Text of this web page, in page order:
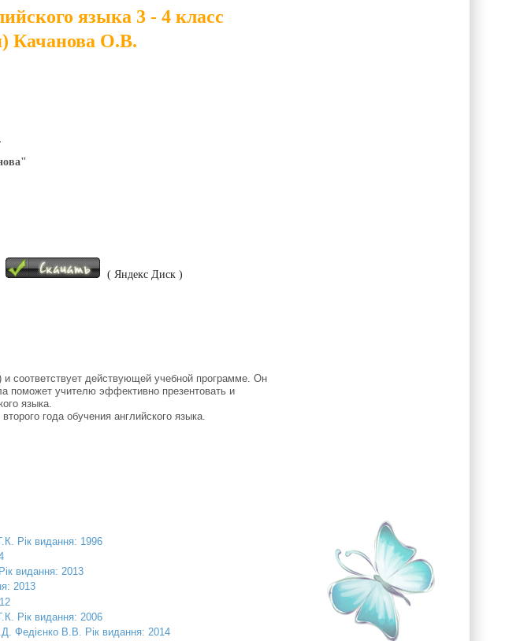
языка 3 - 4 класс
Качанова О.В.
( Яндекс Диск )
соответствует действующей учебной программе. Он
поможет учителю эффективно презентовать и
языка.
года обучения английского языка.
Рік видання: 1996
видання: 2013
2013
Рік видання: 2006
Федієнко В.В. Рік видання: 2014